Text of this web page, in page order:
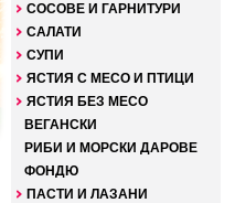
СОСОВЕ И ГАРНИТУРИ
САЛАТИ
СУПИ
ЯСТИЯ С МЕСО И ПТИЦИ
ЯСТИЯ БЕЗ МЕСО
ВЕГАНСКИ
РИБИ И МОРСКИ ДАРОВЕ
ФОНДЮ
ПАСТИ И ЛАЗАНИ